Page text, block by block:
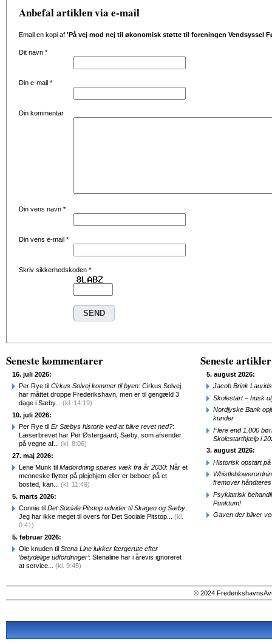
Anbefal artiklen via e-mail
Email en kopi af 'På vej mod nej til økonomisk støtte til foreningen Vendsyssel
Dit navn *
Din e-mail *
Din kommentar
Din vens navn *
Din vens e-mail *
Skriv sikkerhedskoden *
Seneste kommentarer
16. juli 2026:
Per Rye til Cirkus Solvej kommer til byen: Cirkus Solvej
har måttet droppe Frederikshavn, men er til gengæld 3
dage i Sæby... (kl. 14:19)
10. juli 2026:
Per Rye til Er Sæbys historie ved at blive revet ned?:
Læserbrevet har Per Østergaard, Sæby, som afsender
på vegne af... (kl. 8:06)
27. maj 2026:
Lene Munk til Madordning spares væk fra år 2030: Når et
menneske flytter på plejehjem eller er beboer på et
bosted, kan... (kl. 11:49)
5. marts 2026:
Connie til Det Sociale Pitstop udvider til Skagen og Sæby:
Jeg har ikke meget til overs for Det Sociale Pitstop... (kl.
0:41)
5. februar 2026:
Ole knuden til Stena Line lukker færgerute efter
‘betydelige udfordringer’: Stenaline har i årevis ignoreret
at service... (kl. 9:45)
Seneste artikler
5. august 2026:
Jacob Brink
Skolestart – husk
Nordjyske Bank
kunder
Flere end 1.000
Skolestarthjælp i
3. august 2026:
Historisk opstart
fremover
Psykiatrisk
Punktum!
Gaven der bliver
© 2024